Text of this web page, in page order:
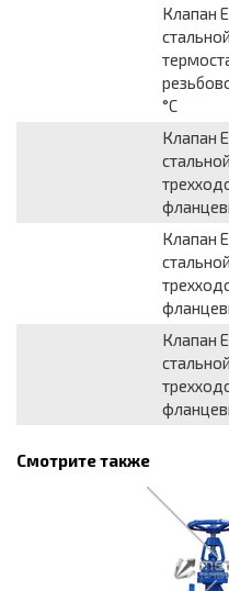
Клапан
°С
Клапан
Клапан
Клапан
Смотрите также